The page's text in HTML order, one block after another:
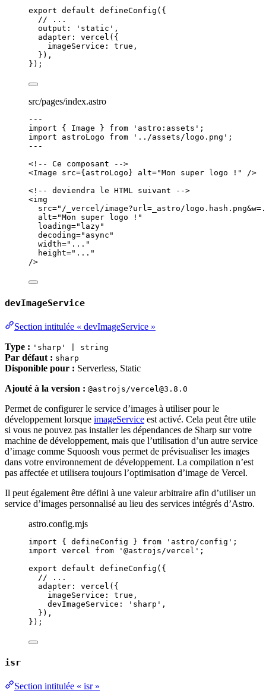
export default defineConfig ({
// ...
output:
' static ' ,
adapter: vercel ({
imageService: true ,
}),
});
src/pages/index.astro
---
import { Image } from ' astro:assets ' ;
import astroLogo from ' ../assets/logo.png ' ;
---
<!-- Ce composant -->
<Image src={ astroLogo } alt="Mon super logo ! "
/>
<!-- deviendra le HTML suivant -->
<img
src=" /_vercel/image?url=_astro/
alt="Mon super logo ! "
loading=" lazy"
decoding=" async "
width=" ... "
height=" ... "
/>
devImageService
Section intitulée « devImageService »
Type : 'sharp' | string
Par défaut : sharp
Disponible pour : Serverless, Static
Ajouté à la version : @astrojs/vercel@3.8.0
Permet de configurer le service d’images à utiliser pour le
développement lorsque imageService est activé. Cela peut être utile
si vous ne pouvez pas installer les dépendances de Sharp sur votre
machine de développement, mais que l’utilisation d’un autre service
d’image comme Squoosh vous permet de prévisualiser les images
dans votre environnement de développement. La compilation n’est
pas affectée et utilisera toujours l’optimisation d’image de Vercel.
Il peut également être défini à une valeur arbitraire afin d’utiliser un
service d’images personnalisé au lieu des services intégrés d’Astro.
astro.config.mjs
import { defineConfig } from ' astro/config ' ;
import vercel from ' @astrojs/vercel ' ;
export default defineConfig ({
// ...
adapter: vercel ({
imageService: true ,
devImageService:
' sharp ' ,
}),
});
isr
Section intitulée « isr »